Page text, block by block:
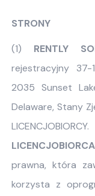
STRONY
(1) RENTLY
rejestracyjny
2035 Sunset
Delaware, Stany
LICENCJOBIORCY.
prawna, która
korzysta z